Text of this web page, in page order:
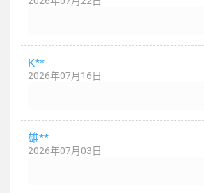
K**
2026年07月16日
雄**
2026年07月03日